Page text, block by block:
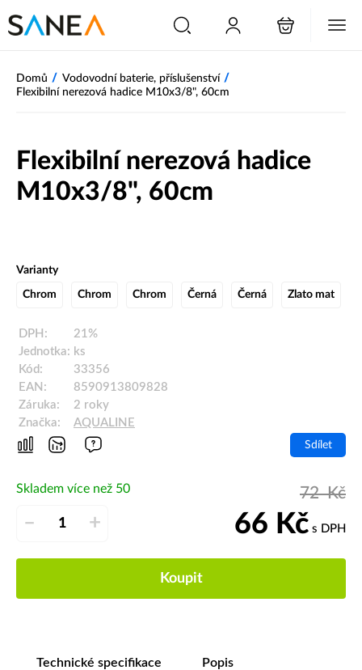
Domů / Vodovodní baterie, příslušenství /
Flexibilní nerezová hadice M10x3/8", 60cm
Flexibilní nerezová hadice
M10x3/8", 60cm
Varianty
Chrom Chrom Chrom Černá Černá Zlato mat
DPH:
21%
Jednotka: ks
Kód:
33356
EAN:
8590913809828
Záruka:
2 roky
Značka:
AQUALINE
Sdílet
Skladem více než 50
– +
72Kč
66 Kč s DPH
Koupit
Technické specifikace Popis